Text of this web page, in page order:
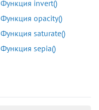
Функция invert()
Функция opacity()
Функция saturate()
Функция sepia()